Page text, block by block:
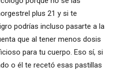
plus 21 y si te
podrías incluso pasarte a la
que al tener menos dosis
para tu cuerpo. Eso sí, si
o él te recetó esas pastillas